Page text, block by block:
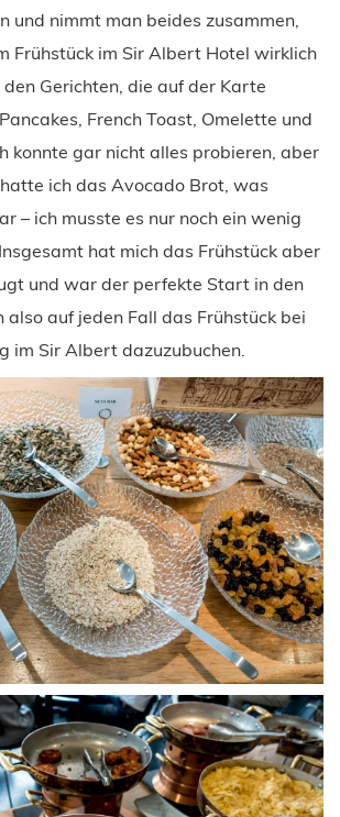
und nimmt man beides zusammen,
Frühstück im Sir Albert Hotel wirklich
Gerichten, die auf der Karte
French Toast, Omelette und
konnte gar nicht alles probieren, aber
ich das Avocado Brot, was
– ich musste es nur noch ein wenig
hat mich das Frühstück aber
und war der perfekte Start in den
also auf jeden Fall das Frühstück bei
im Sir Albert dazuzubuchen.